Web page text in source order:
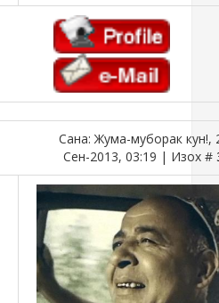
Сана: Жума-муборак кун!,
Сен-2013, 03:19 | Изох #